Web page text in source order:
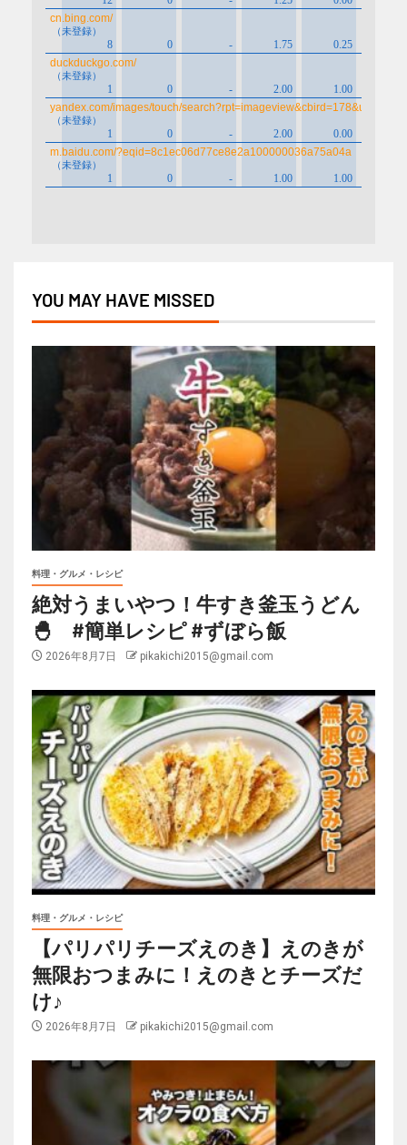
YOU MAY HAVE MISSED
料理・グルメ・レシピ
絶対うまいやつ！牛すき釜玉うどん
🐣 #簡単レシピ #ずぼら飯
2026年8月7日 pikakichi2015@gmail.com
料理・グルメ・レシピ
【パリパリチーズえのき】えのきが
無限おつまみに！えのきとチーズだ
け♪
2026年8月7日 pikakichi2015@gmail.com